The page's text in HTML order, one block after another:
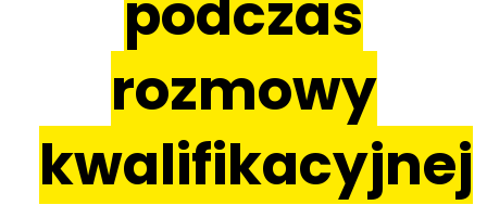
rozmowy
kwalifikacyjnej